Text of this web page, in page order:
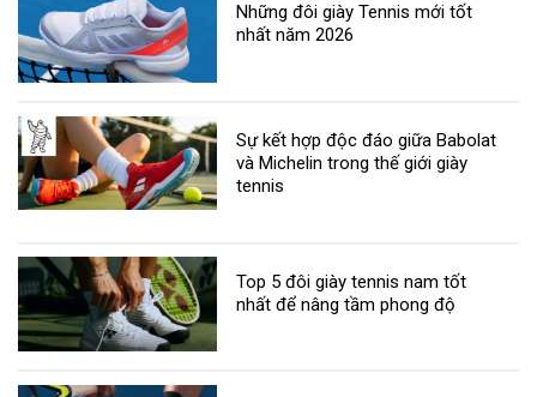
Những đôi giày Tennis mới tốt
nhất năm 2026
Sự kết hợp độc đáo giữa Babolat
và Michelin trong thế giới giày
tennis
Top 5 đôi giày tennis nam tốt
nhất để nâng tầm phong độ